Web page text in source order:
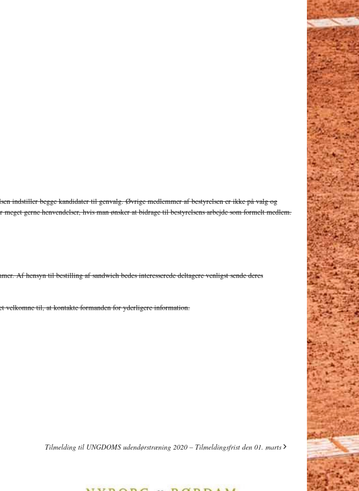
indstiller begge kandidater til genvalg. Øvrige medlemmer af bestyrelsen er ikke på valg og
gerne henvendelser, hvis man ønsker at bidrage til bestyrelsens arbejde som formelt medlem.
Af hensyn til bestilling af sandwich bedes interesserede deltagere venligst sende deres
velkomne til, at kontakte formanden for yderligere information.
Tilmelding til UNGDOMS udendørstræning 2020 – Tilmeldingsfrist den 01. marts
roerdam